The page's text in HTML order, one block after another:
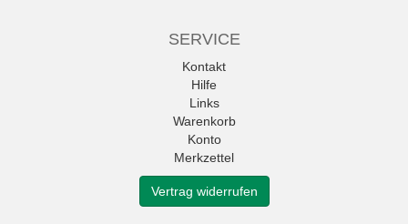
SERVICE
Kontakt
Hilfe
Links
Warenkorb
Konto
Merkzettel
Vertrag widerrufen